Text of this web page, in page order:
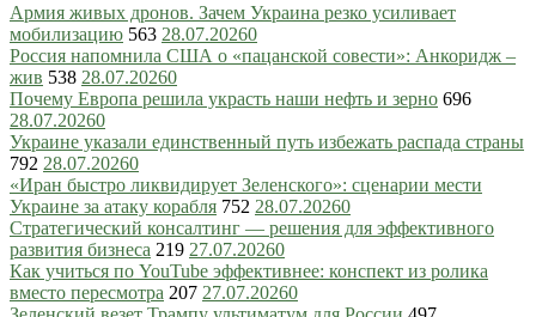
Армия живых дронов. Зачем Украина резко усиливает
мобилизацию 563 28.07.20260
Россия напомнила США о «пацанской совести»: Анкоридж –
жив 538 28.07.20260
Почему Европа решила украсть наши нефть и зерно 696
28.07.20260
Украине указали единственный путь избежать распада страны
792 28.07.20260
«Иран быстро ликвидирует Зеленского»: сценарии мести
Украине за атаку корабля 752 28.07.20260
Стратегический консалтинг — решения для эффективного
развития бизнеса 219 27.07.20260
Как учиться по YouTube эффективнее: конспект из ролика
вместо пересмотра 207 27.07.20260